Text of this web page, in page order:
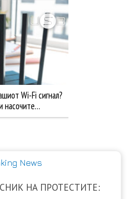
News
НА ПРОТЕСТИТЕ: